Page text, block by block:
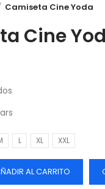
Camiseta Cine Yoda
Cine
L XL XXL
AL CARRITO